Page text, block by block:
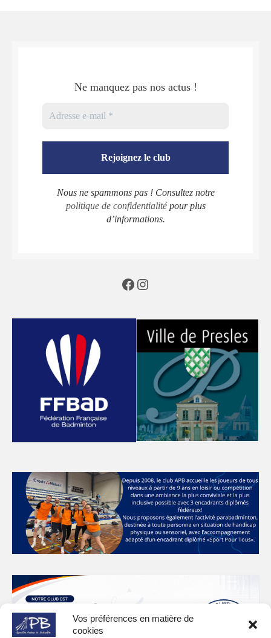
Vos préférences en matière de
cookies
Ne manquez pas nos actus !
Nous ne spammons pas ! Consultez notre
politique de confidentialitépour plus
d’informations.
Facebook
Instagram